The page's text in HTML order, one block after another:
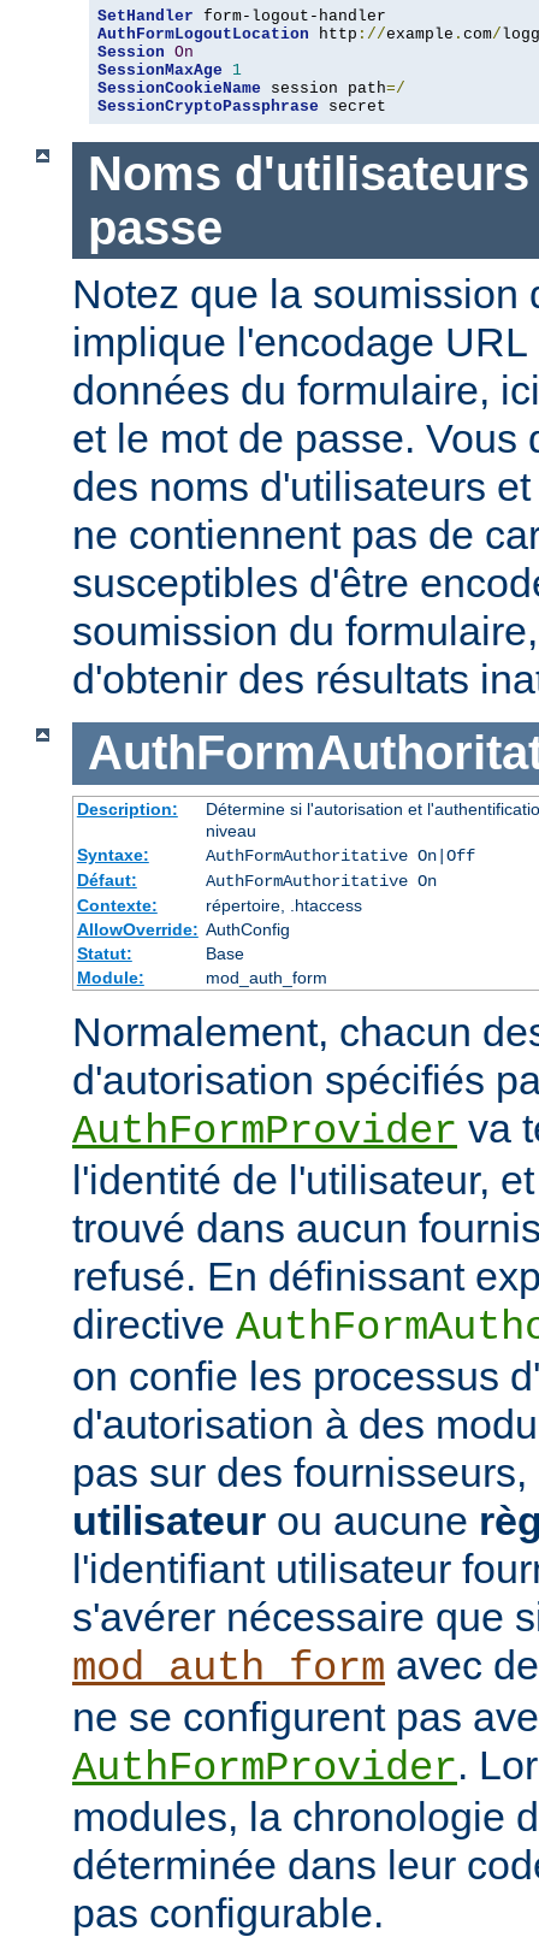
SetHandler
AuthFormLogoutLocation http ://example . com/
Session On
SessionMaxAge
1
SessionCookieName session path=/
SessionCryptoPassphrase secret
Noms
passe
Notez que la soumission
implique l'encodage
données du formulaire,
et le mot de passe. Vous
des noms d'utilisateurs
ne contiennent pas de
susceptibles d'être
soumission du
d'obtenir des résultats
Description:
Détermine si l'autorisation et
niveau
Syntaxe:
AuthFormAuthoritative On|Off
Défaut:
AuthFormAuthoritative On
Contexte:
répertoire, .htaccess
AllowOverride: AuthConfig
Statut:
Base
Module:
mod_auth_form
Normalement, chacun
d'autorisation spécifiés
AuthFormProvider va
l'identité de l'utilisateur,
trouvé dans aucun
refusé. En définissant
directive
on confie les processus
d'autorisation à des
pas sur des
utilisateur ou aucune
l'identifiant utilisateur
s'avérer nécessaire que
mod_auth_form avec
ne se configurent pas
AuthFormProvider.
modules, la chronologie
déterminée dans leur
pas configurable.